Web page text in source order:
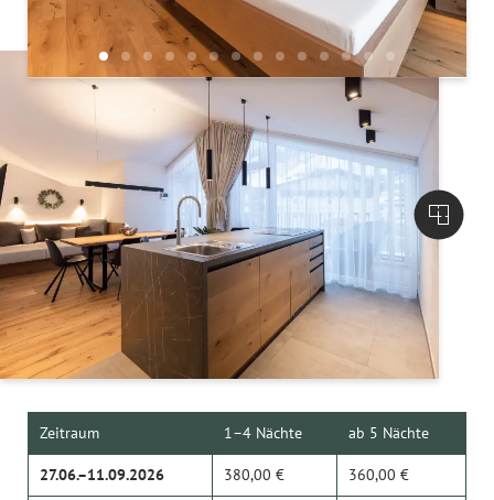
Zeitraum 1–4 Nächte ab 5 Nächte
27.06.–11.09.2026 380,00 € 360,00 €